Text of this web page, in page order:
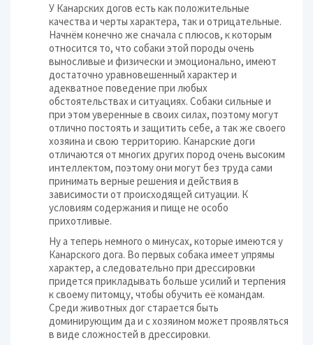
У Канарских догов есть как положительные
качества и черты характера, так и отрицательные.
Начнём конечно же сначала с плюсов, к которым
относится то, что собаки этой породы очень
выносливые и физически и эмоционально, имеют
достаточно уравновешенный характер и
адекватное поведение при любых
обстоятельствах и ситуациях. Собаки сильные и
при этом уверенные в своих силах, поэтому могут
отлично постоять и защитить себе, а так же своего
хозяина и свою территорию. Канарские доги
отличаются от многих других пород очень высоким
интеллектом, поэтому они могут без труда сами
принимать верные решения и действия в
зависимости от происходящей ситуации. К
условиям содержания и пище не особо
прихотливые.
Ну а теперь немного о минусах, которые имеются у
Канарского дога. Во первых собака имеет упрямы
характер, а следовательно при дрессировки
придется прикладывать больше усилий и терпения
к своему питомцу, чтобы обучить её командам.
Среди животных дог старается быть
доминирующим да и с хозяином может проявляться
в виде сложностей в дрессировки.